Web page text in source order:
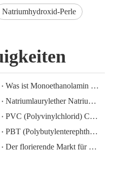
Natriumhydroxid-Perle
Was ist Monoethanolamin (MEA)?
Natriumlaurylether Natriumlaurylethersulfat (sles70 %/aes 70 %) CAS-NR.: 68585-34-2sles70 %/aes 70 %) CAS-NR.: 68585-34-2
PVC (Polyvinylchlorid) CAS-NR.:9002-86-2
PBT (Polybutylenterephthalat) CAS-NR.26062-94-2
Der florierende Markt für Kaliumhydroxid-, Natriumhydroxid- und Wasserstoffperoxid-Exporte aus China: Ein Rückblick auf das vergangene Jahr